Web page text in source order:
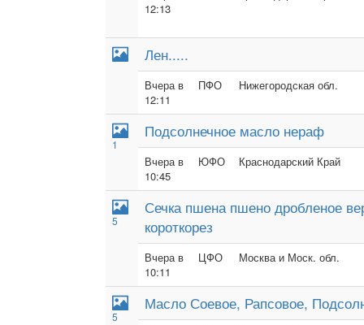
12:13
Лен.....
Вчера в
12:11
ПФО Нижегородская обл.
1
Подсолнечное масло нераф
Вчера в
10:45
ЮФО Краснодарский Край
5
Сечка пшена пшено дробленое
короткорез
Вчера в
10:11
ЦФО Москва и Моск. обл.
5
Масло Соевое, Рапсовое,